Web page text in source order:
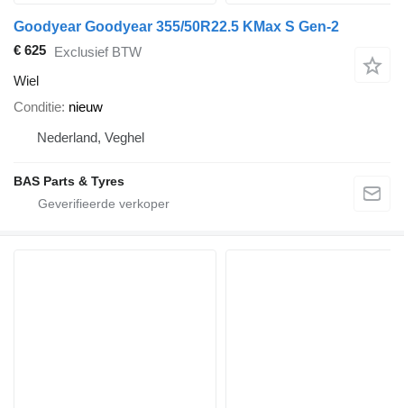
Goodyear Goodyear 355/50R22.5 KMax S Gen-2
€ 625 Exclusief BTW
Wiel
Conditie nieuw
Nederland, Veghel
BAS Parts & Tyres